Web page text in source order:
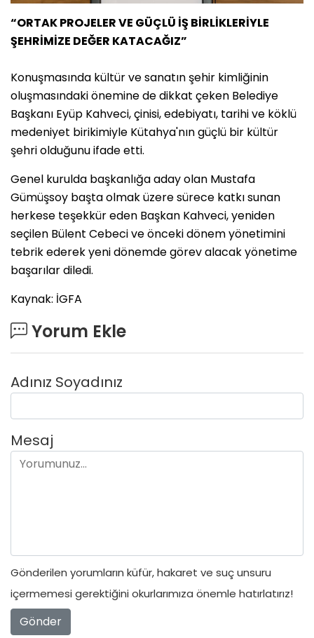
“ORTAK PROJELER VE GÜÇLÜ İŞ BİRLİKLERİYLE
ŞEHRİMİZE DEĞER KATACAĞIZ”
Konuşmasında kültür ve sanatın şehir kimliğinin
oluşmasındaki önemine de dikkat çeken Belediye
Başkanı Eyüp Kahveci, çinisi, edebiyatı, tarihi ve köklü
medeniyet birikimiyle Kütahya'nın güçlü bir kültür
şehri olduğunu ifade etti.
Genel kurulda başkanlığa aday olan Mustafa
Gümüşsoy başta olmak üzere sürece katkı sunan
herkese teşekkür eden Başkan Kahveci, yeniden
seçilen Bülent Cebeci ve önceki dönem yönetimini
tebrik ederek yeni dönemde görev alacak yönetime
başarılar diledi.
Kaynak: İGFA
Yorum Ekle
Adınız Soyadınız
Mesaj
Gönderilen yorumların küfür, hakaret ve suç unsuru
içermemesi gerektiğini okurlarımıza önemle hatırlatırız!
Gönder